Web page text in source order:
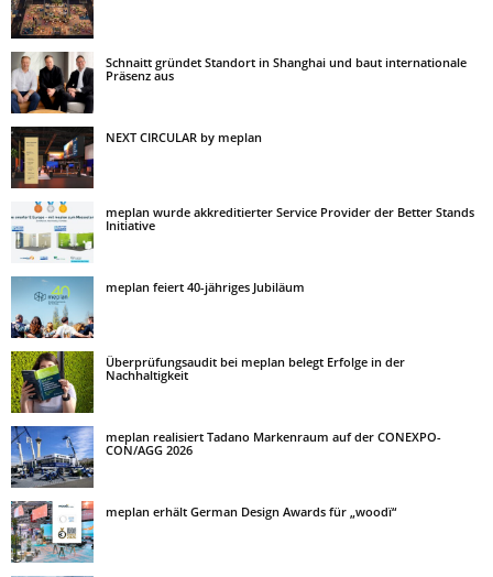
Schnaitt gründet Standort in Shanghai und baut internationale
Präsenz aus
NEXT CIRCULAR by meplan
meplan wurde akkreditierter Service Provider der Better Stands
Initiative
meplan feiert 40-jähriges Jubiläum
Überprüfungsaudit bei meplan belegt Erfolge in der
Nachhaltigkeit
meplan realisiert Tadano Markenraum auf der CONEXPO-
CON/AGG 2026
meplan erhält German Design Awards für „woodï“